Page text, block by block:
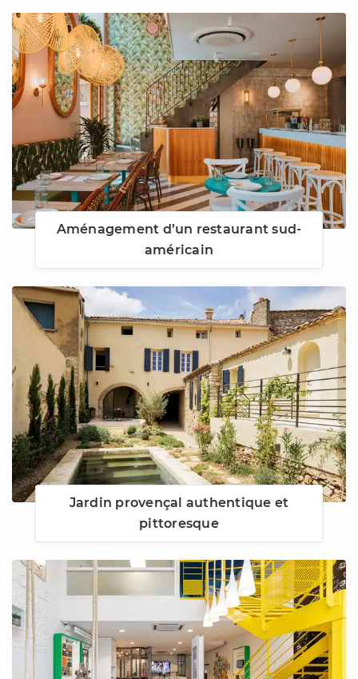
Aménagement d’un restaurant sud-
américain
Jardin provençal authentique et
pittoresque